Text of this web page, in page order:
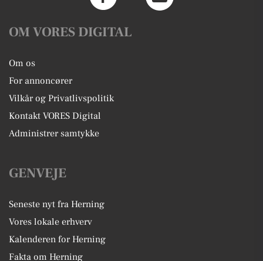
OM VORES DIGITAL
Om os
For annoncører
Vilkår og Privatlivspolitik
Kontakt VORES Digital
Administrer samtykke
GENVEJE
Seneste nyt fra Herning
Vores lokale erhverv
Kalenderen for Herning
Fakta om Herning